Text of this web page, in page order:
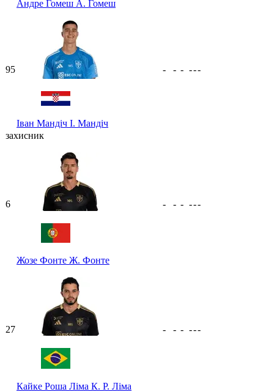
Андре Гомеш А. Гомеш
95
Іван Мандіч І. Мандіч
- - - ---
захисник
6
Жозе Фонте Ж. Фонте
- - - ---
27
Кайке Роша Ліма К. Р. Ліма
- - - ---